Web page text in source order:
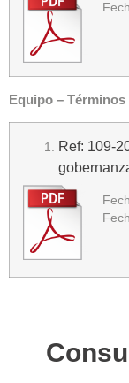
Equipo – Términos
Ref: 109-